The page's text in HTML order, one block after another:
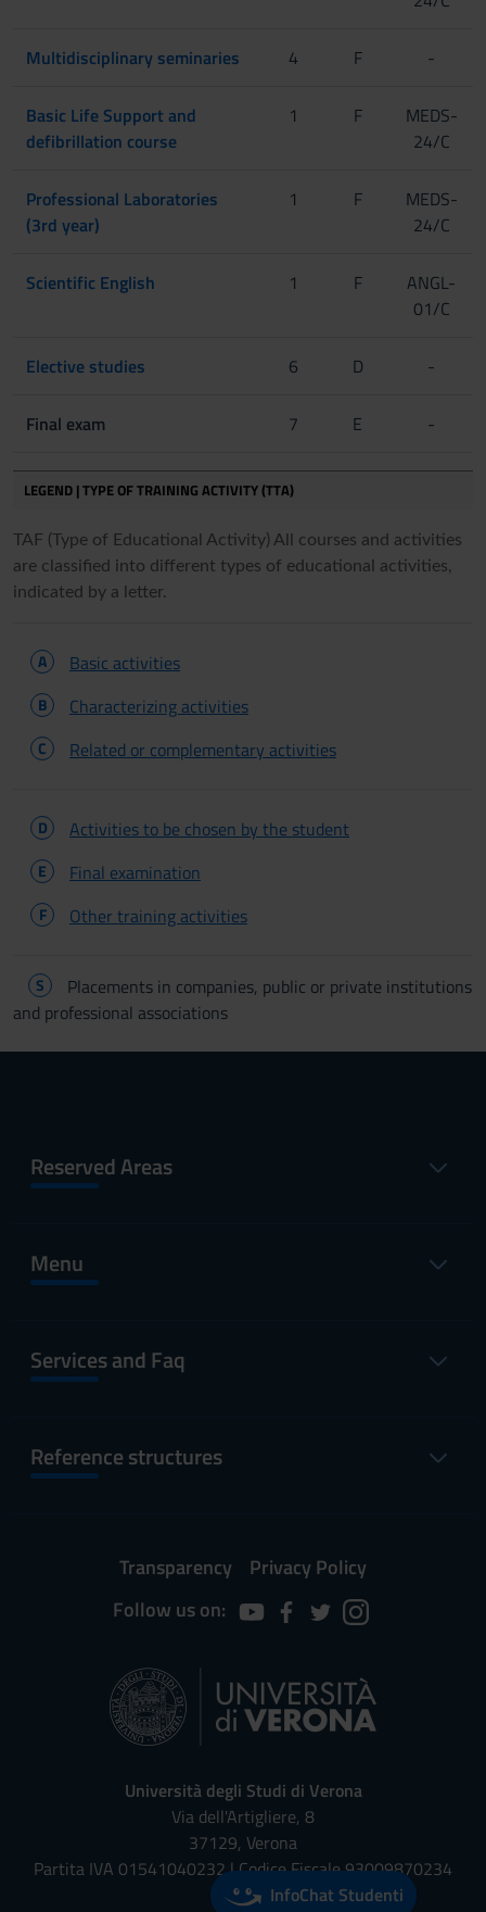
Multidisciplinary seminaries 4 F -
Basic Life Support and
defibrillation course
1 F
MEDS-
24/C
Professional Laboratories
(3rd year)
1 F
MEDS-
24/C
Scientific English 1 F
ANGL-
01/C
Elective studies 6 D -
Final exam 7 E -
LEGEND | TYPE OF TRAINING ACTIVITY (TTA)
TAF (Type of Educational Activity) All courses and activities
are classified into different types of educational activities,
indicated by a letter.
A Basic activities
B Characterizing activities
C Related or complementary activities
D Activities to be chosen by the student
E Final examination
F Other training activities
S
Placements in companies, public or private institutions
and professional associations
Reserved Areas
Menu
Services and Faq
Reference structures
Transparency
Privacy Policy
Follow us on:
Università degli Studi di Verona
Via dell'Artigliere, 8
37129, Verona
Partita IVA 01541040232 | Codice Fiscale 93009870234
InfoChat Studenti